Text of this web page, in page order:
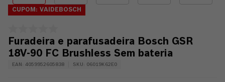
CUPOM: VAIDEBOSCH
Furadeira e parafusadeira Bosch GSR
18V-90 FC Brushless Sem bateria
EAN : 4059952605838 SKU : 06019K62E0